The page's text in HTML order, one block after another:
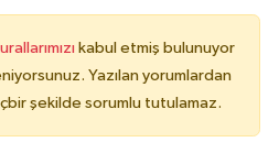
kabul etmiş bulunuyor
Yazılan yorumlardan
şekilde sorumlu tutulamaz.